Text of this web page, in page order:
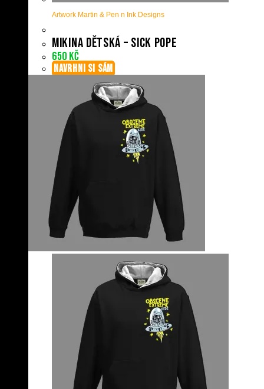
Artwork Martin & Pen n Ink Designs
Mikina dětská – Sick Pope
650 Kč
NAVRHNI SI SÁM